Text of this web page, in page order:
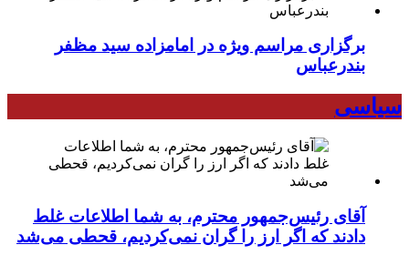
برگزاری مراسم ویژه در امامزاده سید مظفر
بندرعباس
سیاسی
آقای رئیس‌جمهور محترم، به شما اطلاعات غلط
دادند که اگر ارز را گران نمی‌کردیم، قحطی می‌شد